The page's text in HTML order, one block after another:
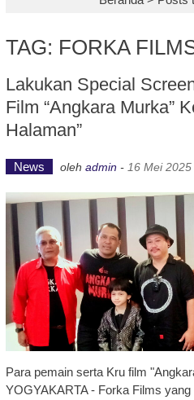
TAG: FORKA
Lakukan Special
Film “Angkara Murka”
Halaman”
News oleh admin - 16 Mei 2025
Para pemain serta Kru film
YOGYAKARTA - Forka Films